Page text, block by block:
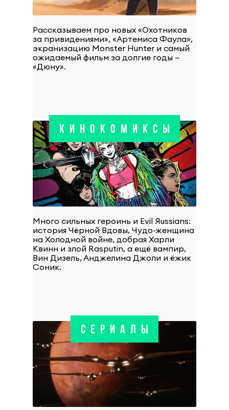
Рассказываем про новых «Охотников
за привидениями», «Артемиса Фаула»,
экранизацию Monster Hunter и самый
ожидаемый фильм за долгие годы —
«Дюну».
КИНОКОМИКСЫ
Много сильных героинь и Evil Яussians:
история Чёрной Вдовы, Чудо-женщина
на Холодной войне, добрая Харли
Квинн и злой Rasputin, а ещё вампир,
Вин Дизель, Анджелина Джоли и ёжик
Соник.
СЕРИАЛЫ